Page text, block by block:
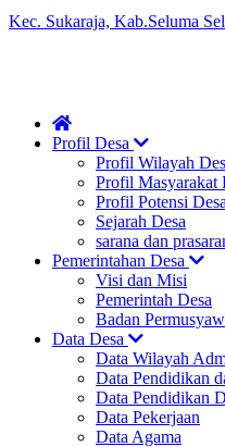
Kec. Sukaraja, Kab.Seluma
Profil Desa
Profil Wilayah
Profil Masyarakat
Profil Potensi Desa
Sejarah Desa
sarana dan
Pemerintahan Desa
Visi dan Misi
Pemerintah Desa
Badan
Data Desa
Data Wilayah
Data Pendidikan
Data Pendidikan
Data Pekerjaan
Data Agama